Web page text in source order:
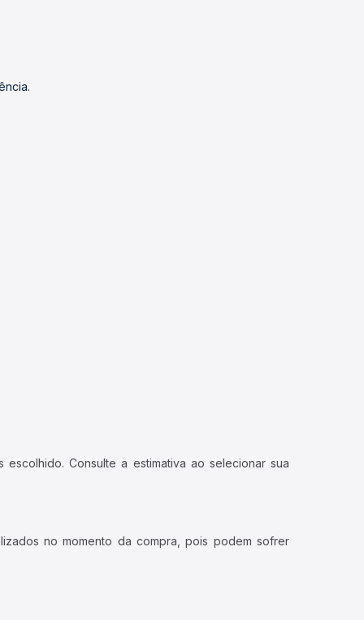
Consulte a estimativa ao selecionar sua
no momento da compra, pois podem sofrer